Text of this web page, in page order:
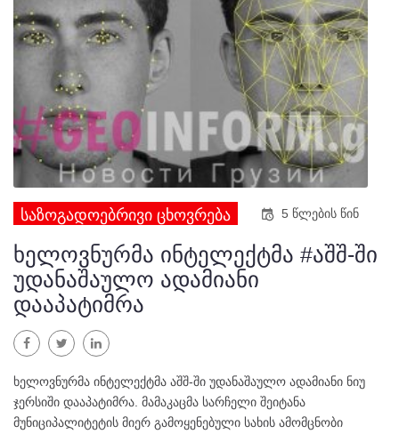
ᲡᲐᲖᲝᲒᲐᲓᲝᲔᲑᲠᲘᲕᲘ ᲪᲮᲝᲕᲠᲔᲑᲐ 5 წლების წინ
ხელოვნურმა ინტელექტმა #აშშ-ში
უდანაშაულო ადამიანი
დააპატიმრა
ფეისბუქიTwitter
ხელოვნურმა ინტელექტმა აშშ-ში უდანაშაულო ადამიანი ნიუ
ჯერსიში დააპატიმრა. მამაკაცმა სარჩელი შეიტანა
მუნიციპალიტეტის მიერ გამოყენებული სახის ამომცნობი